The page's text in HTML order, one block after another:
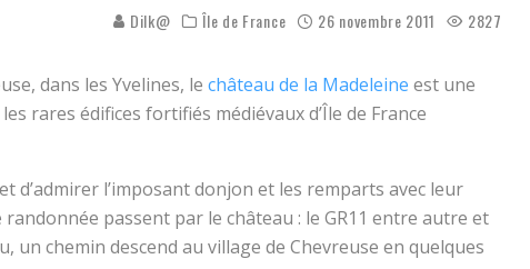
Dilk@ Île de France 26 novembre 2011 2827
dans les Yvelines, le château de la Madeleine est une
rares édifices fortifiés médiévaux d’Île de France
d’admirer l’imposant donjon et les remparts avec leur
passent par le château : le GR11 entre autre et
un chemin descend au village de Chevreuse en quelques